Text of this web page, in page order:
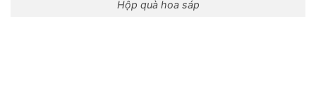
Hộp quà hoa sáp